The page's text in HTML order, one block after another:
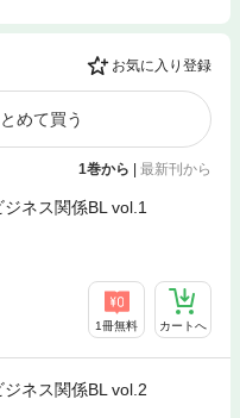
お気に入り登録
めて買う
1巻から | 最新刊から
ジネス関係BL vol.1
1冊無料 カートへ
ジネス関係BL vol.2